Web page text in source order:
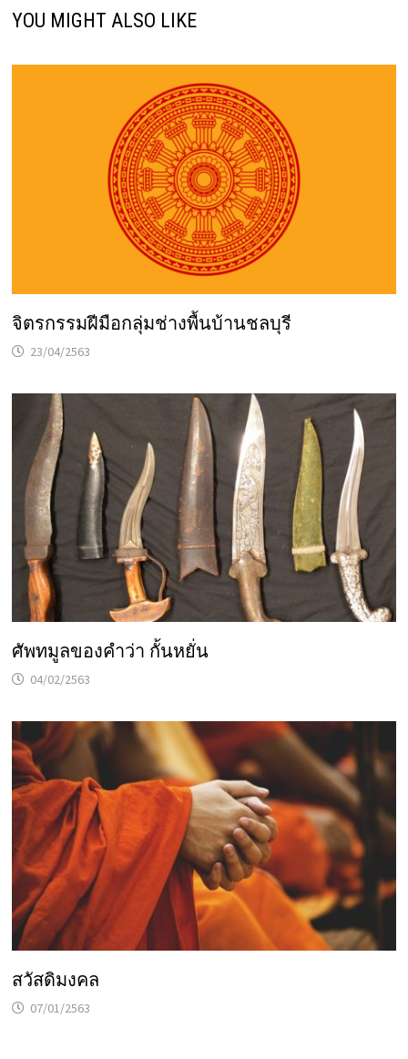
YOU MIGHT ALSO LIKE
จิตรกรรมฝีมือกลุ่มช่างพื้นบ้านชลบุรี
23/04/2563
ศัพทมูลของคำว่า กั้นหยั่น
04/02/2563
สวัสดิมงคล
07/01/2563